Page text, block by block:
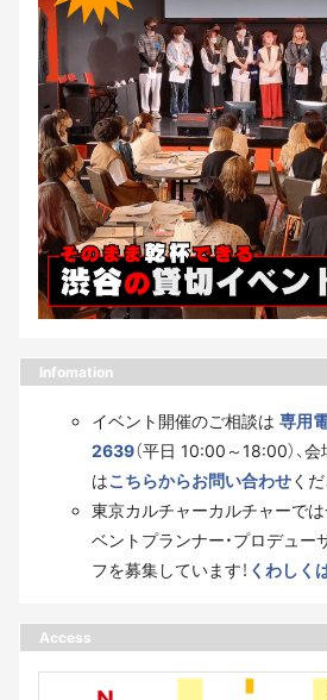
Infomation
イベント開催のご相談は 専用
2639（平日 10:00～18:00）、
はこちらからお問い合わせくだ
東京カルチャーカルチャーで
ベントプランナー・プロデュー
フを募集しています！ くわしく
Access